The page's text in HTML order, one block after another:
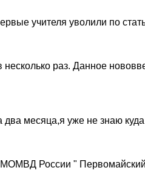
учителя уволили по
раз. Данное
месяца,я уже не знаю куда
России "